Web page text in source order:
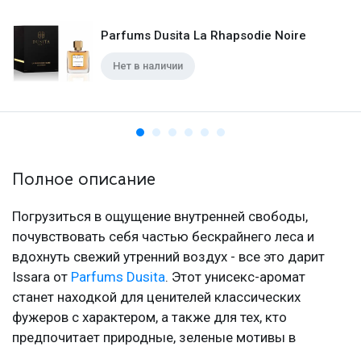
Parfums Dusita La Rhapsodie Noire
Нет в наличии
Полное описание
Погрузиться в ощущение внутренней свободы,
почувствовать себя частью бескрайнего леса и
вдохнуть свежий утренний воздух - все это дарит
Issara от Parfums Dusita. Этот унисекс-аромат
станет находкой для ценителей классических
фужеров с характером, а также для тех, кто
предпочитает природные, зеленые мотивы в